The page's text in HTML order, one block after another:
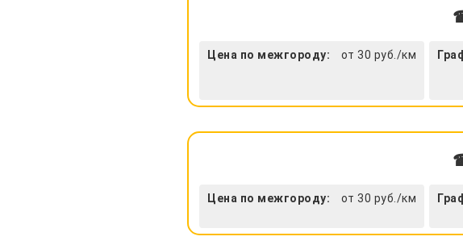
Цена по межгороду: от 30 руб./км
Цена по межгороду: от 30 руб./км